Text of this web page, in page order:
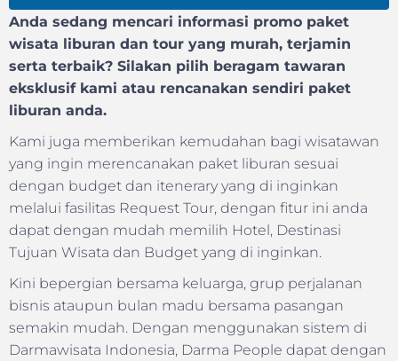
Anda sedang mencari informasi promo paket
wisata liburan dan tour yang murah, terjamin
serta terbaik? Silakan pilih beragam tawaran
eksklusif kami atau rencanakan sendiri paket
liburan anda.
Kami juga memberikan kemudahan bagi wisatawan
yang ingin merencanakan paket liburan sesuai
dengan budget dan itenerary yang di inginkan
melalui fasilitas Request Tour, dengan fitur ini anda
dapat dengan mudah memilih Hotel, Destinasi
Tujuan Wisata dan Budget yang di inginkan.
Kini bepergian bersama keluarga, grup perjalanan
bisnis ataupun bulan madu bersama pasangan
semakin mudah. Dengan menggunakan sistem di
Darmawisata Indonesia, Darma People dapat dengan